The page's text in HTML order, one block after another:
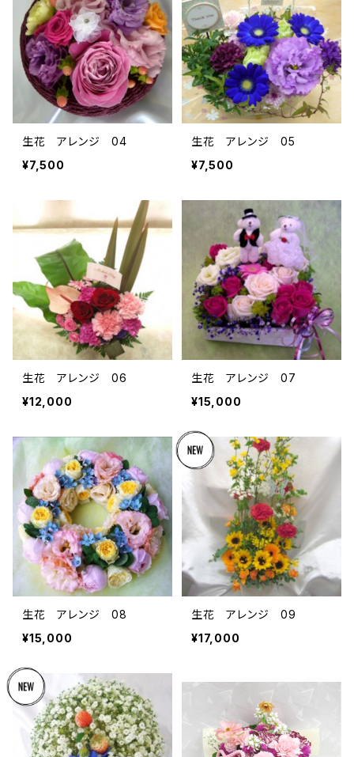
生花 アレンジ 04
¥7,500
生花 アレンジ 05
¥7,500
生花 アレンジ 06
¥12,000
生花 アレンジ 07
¥15,000
生花 アレンジ 08
¥15,000
生花 アレンジ 09
¥17,000